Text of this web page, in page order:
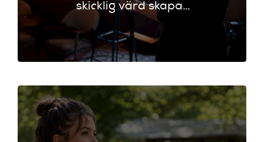
skicklig värd skapar
oförglömliga
evenemang genom
att styra
engagera publiken.